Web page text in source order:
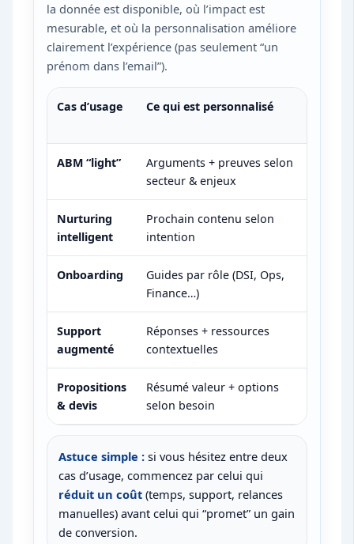
la donnée est disponible, où l’impact est
mesurable, et où la personnalisation améliore
clairement l’expérience (pas seulement “un
prénom dans l’email”).
Cas d’usage Ce qui est personnalisé
ABM “light”
Arguments + preuves selon
secteur & enjeux
Nurturing
intelligent
Prochain contenu selon
intention
Onboarding
Guides par rôle (DSI, Ops,
Finance…)
Support
augmenté
Réponses + ressources
contextuelles
Propositions
& devis
Résumé valeur + options
selon besoin
Astuce simple : si vous hésitez entre deux
cas d’usage, commencez par celui qui
réduit un coût (temps, support, relances
manuelles) avant celui qui “promet” un gain
de conversion.